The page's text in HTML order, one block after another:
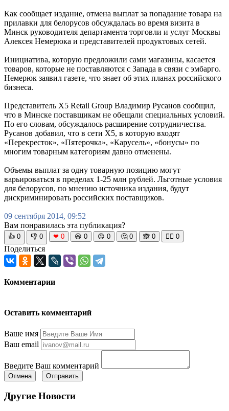
Как сообщает издание, отмена выплат за попадание товара на
прилавки для белорусов обсуждалась во время визита в
Минск руководителя департамента торговли и услуг Москвы
Алексея Немерюка и представителей продуктовых сетей.
Инициатива, которую предложили сами магазины, касается
товаров, которые не поставляются с Запада в связи с эмбарго.
Немерюк заявил газете, что знает об этих планах российского
бизнеса.
Представитель Х5 Retail Group Владимир Русанов сообщил,
что в Минске поставщикам не обещали специальных условий.
По его словам, обсуждалось расширение сотрудничества.
Русанов добавил, что в сети X5, в которую входят
«Перекресток», «Пятерочка», «Карусель», «бонусы» по
многим товарным категориям давно отменены.
Объемы выплат за одну товарную позицию могут
варьироваться в пределах 1-25 млн рублей. Льготные условия
для белорусов, по мнению источника издания, будут
дискриминировать российских поставщиков.
09 сентября 2014, 09:52
Вам понравилась эта публикация?
👍 0 👎 0 ❤ 0 😆 0 😡 0 🤔 0 🙈 0 🧘‍♀️ 0
Поделиться
Комментарии
Оставить комментарий
Ваше имя
Ваш email
Введите Ваш комментарий
Отмена Отправить
Другие Новости